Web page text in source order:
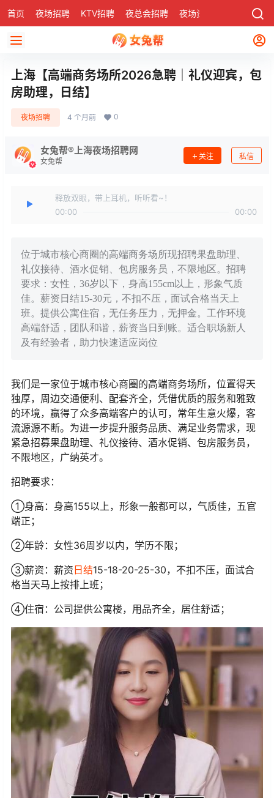
首页 夜场招聘 KTV招聘 夜总会招聘 夜场资讯 社区
上海【高端商务场所2026急聘｜礼仪迎宾，包
房助理，日结】
夜场招聘 4 个月前 0
女兔帮®上海夜场招聘网
女兔帮
关注 私信
释放双眼，带上耳机，听听看~！
00:00
00:00
位于城市核心商圈的高端商务场所现招聘果盘助理、
礼仪接待、酒水促销、包房服务员，不限地区。招聘
要求：女性，36岁以下，身高155cm以上，形象气质
佳。薪资日结15-30元，不扣不压，面试合格当天上
班。提供公寓住宿，无任务压力，无押金。工作环境
高端舒适，团队和谐，薪资当日到账。适合职场新人
及有经验者，助力快速适应岗位
我们是一家位于城市核心商圈的高端商务场所，位置得天
独厚，周边交通便利、配套齐全，凭借优质的服务和雅致
的环境，赢得了众多高端客户的认可，常年生意火爆，客
流源源不断。为进一步提升服务品质、满足业务需求，现
紧急招募果盘助理、礼仪接待、酒水促销、包房服务员，
不限地区，广纳英才。
招聘要求：
①身高：身高155以上，形象一般都可以，气质佳，五官
端正；
②年龄：女性36周岁以内，学历不限；
③薪资：薪资 日结15-18-20-25-30，不扣不压，面试合
格当天马上按排上班；
④住宿：公司提供公寓楼，用品齐全，居住舒适；